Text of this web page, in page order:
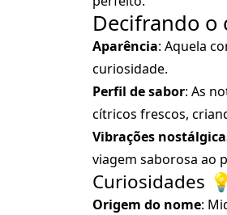
Decifrando
Aparência: Aquela
curiosidade.
Perfil de sabor: As
cítricos frescos,
Vibrações
viagem saborosa ao
Curiosidades
Origem do nome: